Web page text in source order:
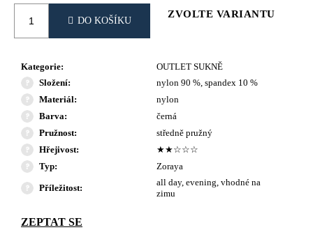
DO KOŠÍKU
ZVOLTE VARIANTU
Kategorie:
OUTLET SUKNĚ
Složení:
nylon 90 %, spandex 10 %
Materiál:
nylon
Barva:
černá
Pružnost:
středně pružný
Hřejivost:
★★☆☆☆
Typ: Zoraya
Příležitost:
all day, evening, vhodné na
zimu